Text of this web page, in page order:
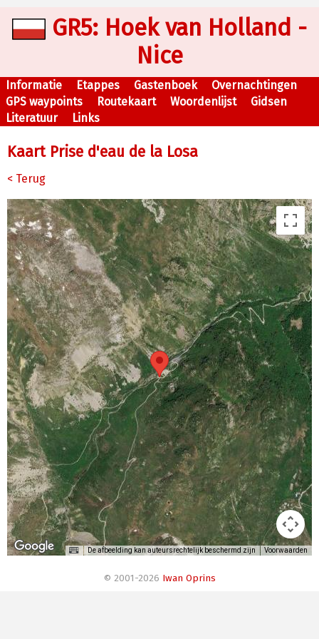
GR5: Hoek van Holland -
Nice
Informatie Etappes Gastenboek
Overnachtingen
GPS waypoints
Routekaart Woordenlijst
Gidsen
Literatuur
Links
Kaart Prise d'eau de la Losa
< Terug
De afbeelding kan auteursrechtelijk beschermd zijn Voorwaarden
© 2001-2026 Iwan Oprins